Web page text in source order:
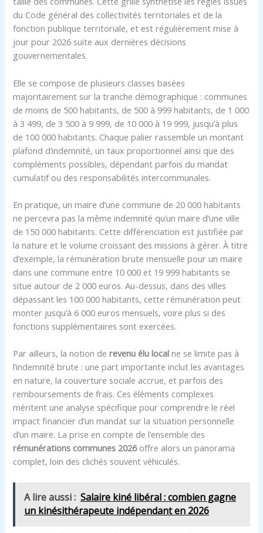
du Code général des collectivités territoriales et de la
fonction publique territoriale, et est régulièrement mise à
jour pour 2026 suite aux dernières décisions
gouvernementales.
Elle se compose de plusieurs classes basées
majoritairement sur la tranche démographique : communes
de moins de 500 habitants, de 500 à 999 habitants, de 1 000
à 3 499, de 3 500 à 9 999, de 10 000 à 19 999, jusqu’à plus
de 100 000 habitants. Chaque palier rassemble un montant
plafond d’indemnité, un taux proportionnel ainsi que des
compléments possibles, dépendant parfois du mandat
cumulatif ou des responsabilités intercommunales.
En pratique, un maire d’une commune de 20 000 habitants
ne percevra pas la même indemnité qu’un maire d’une ville
de 150 000 habitants. Cette différenciation est justifiée par
la nature et le volume croissant des missions à gérer. À titre
d’exemple, la rémunération brute mensuelle pour un maire
dans une commune entre 10 000 et 19 999 habitants se
situe autour de 2 000 euros. Au-dessus, dans des villes
dépassant les 100 000 habitants, cette rémunération peut
monter jusqu’à 6 000 euros mensuels, voire plus si des
fonctions supplémentaires sont exercées.
Par ailleurs, la notion derevenu élu local ne se limite pas à
l’indemnité brute : une part importante inclut les avantages
en nature, la couverture sociale accrue, et parfois des
remboursements de frais. Ces éléments complexes
méritent une analyse spécifique pour comprendre le réel
impact financier d’un mandat sur la situation personnelle
d’un maire. La prise en compte de l’ensemble des
rémunérations communes 2026offre alors un panorama
complet, loin des clichés souvent véhiculés.
A lire aussi : Salaire kiné libéral : combien gagne
un kinésithérapeute indépendant en 2026